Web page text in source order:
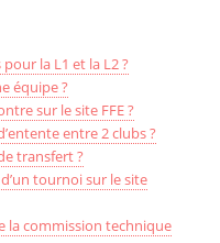
la L1 et la L2 ?
équipe ?
sur le site FFE ?
entre 2 clubs ?
transfert ?
tournoi sur le site
la commission technique